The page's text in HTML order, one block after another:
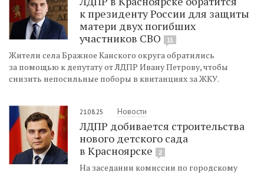
к президенту России для защиты
матери двух погибших
участников СВО
11
Жители села Бражное Канского округа обратились
за помощью к депутату от ЛДПР Ивану Петрову, чтобы
снизить непосильные поборы в квитанциях за ЖКУ.
21.08.25 Новости
ЛДПР добивается строительства
нового детского сада
в Красноярске
2
На заседании комиссии по городскому